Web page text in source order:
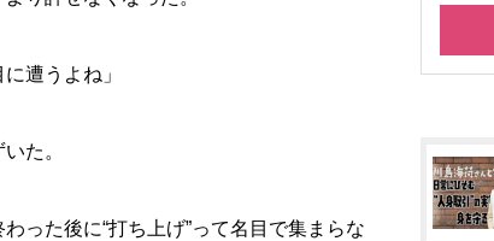
遭うよね」
た。
った後に“打ち上げ”って名目で集まらな